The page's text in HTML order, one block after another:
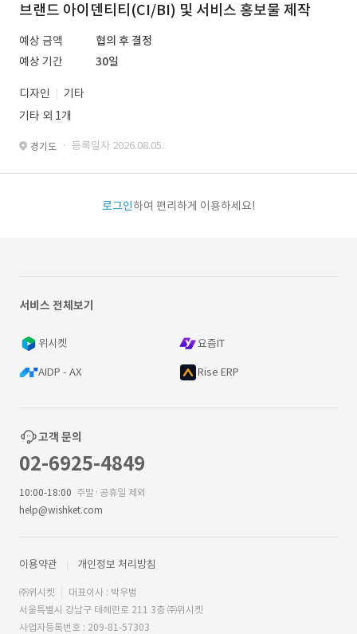
브랜드 아이덴티티(CI/BI) 및 서비스 홍보물 제작
예상 금액
협의 후 결정
예상 기간
30일
디자인
기타
기타 외 1개
경기도 · 등록일자 2026.08.05.
로그인하여 편리하게 이용하세요!
서비스 전체보기
위시켓 요즘IT
AIDP - AX Rise ERP
고객 문의
02-6925-4849
10:00-18:00 주말·공휴일 제외
help@wishket.com
이용약관 개인정보 처리방침
㈜위시켓
대표이사 : 박우범
서울특별시 강남구 테헤란로 211 3층 ㈜위시켓
사업자등록번호 : 209-81-57303